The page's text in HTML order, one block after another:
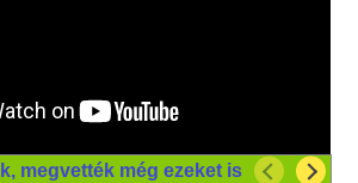
megvették még ezeket is